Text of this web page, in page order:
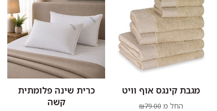
מגבת קינגס אוף וויט
החל מ ₪79.00
כרית שינה פלומתית
קשה